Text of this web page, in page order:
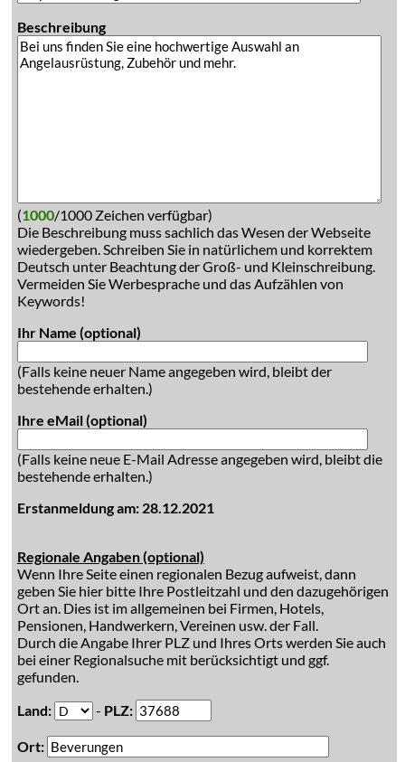
Beschreibung
(1000/1000 Zeichen verfügbar)
Die Beschreibung muss sachlich das Wesen der Webseite
wiedergeben. Schreiben Sie in natürlichem und korrektem
Deutsch unter Beachtung der Groß- und Kleinschreibung.
Vermeiden Sie Werbesprache und das Aufzählen von
Keywords!
Ihr Name (optional)
(Falls keine neuer Name angegeben wird, bleibt der
bestehende erhalten.)
Ihre eMail (optional)
(Falls keine neue E-Mail Adresse angegeben wird, bleibt die
bestehende erhalten.)
Erstanmeldung am: 28.12.2021
Regionale Angaben (optional)
Wenn Ihre Seite einen regionalen Bezug aufweist, dann
geben Sie hier bitte Ihre Postleitzahl und den dazugehörigen
Ort an. Dies ist im allgemeinen bei Firmen, Hotels,
Pensionen, Handwerkern, Vereinen usw. der Fall.
Durch die Angabe Ihrer PLZ und Ihres Orts werden Sie auch
bei einer Regionalsuche mit berücksichtigt und ggf.
gefunden.
Land:
- PLZ:
Ort: